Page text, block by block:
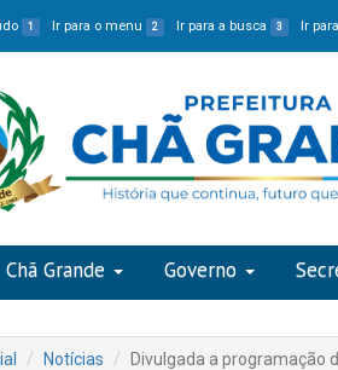
1 Ir para o menu 2 Ir para a busca 3 Ir
Chã Grande Governo
Notícias Divulgada a programação